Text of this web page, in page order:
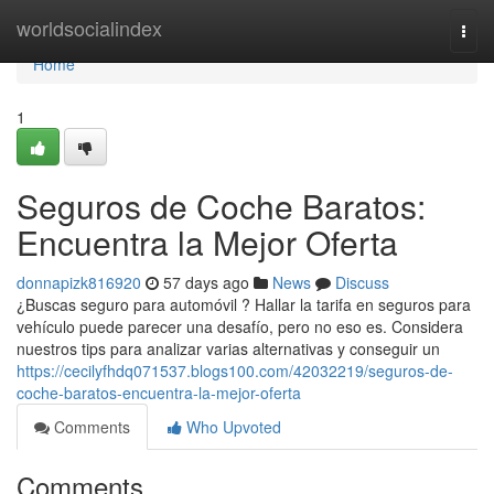
worldsocialindex
Home
Home
1
Seguros de Coche Baratos:
Encuentra la Mejor Oferta
donnapizk816920 57 days ago News
Discuss
¿Buscas seguro para automóvil ? Hallar la tarifa en seguros para
vehículo puede parecer una desafío, pero no eso es. Considera
nuestros tips para analizar varias alternativas y conseguir un
https://cecilyfhdq071537.blogs100.com/42032219/seguros-de-
coche-baratos-encuentra-la-mejor-oferta
Comments
Who Upvoted
Comments